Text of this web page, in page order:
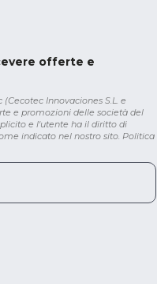
offerte e
Innovaciones S.L. e
e promozioni delle società del
e l'utente ha il diritto di
indicato nel nostro sito. Politica